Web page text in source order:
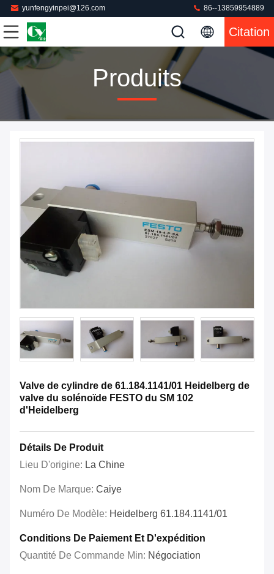
yunfengyinpei@126.com 86--13859954889
Citation
Produits
Valve de cylindre de 61.184.1141/01 Heidelberg de
valve du solénoïde FESTO du SM 102
d'Heidelberg
Détails De Produit
Lieu D'origine: La Chine
Nom De Marque: Caiye
Numéro De Modèle: Heidelberg 61.184.1141/01
Conditions De Paiement Et D'expédition
Quantité De Commande Min: Négociation